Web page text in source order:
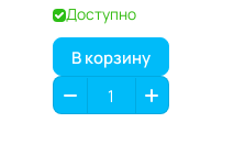
Доступно
В корзину